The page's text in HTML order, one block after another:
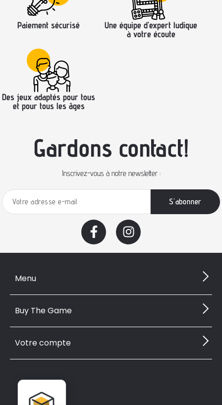
Paiement sécurisé
Une équipe d’expert ludique
à votre écoute
Des jeux adaptés pour tous
et pour tous les âges
Gardons contact!
Inscrivez-vous à notre newsletter :
Menu
Buy The Game
Votre compte